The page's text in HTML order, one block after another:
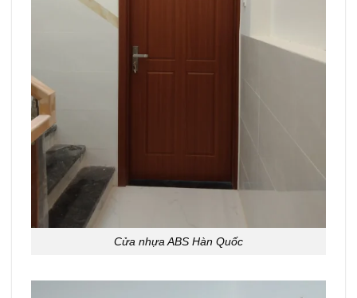
Cửa nhựa ABS Hàn Quốc